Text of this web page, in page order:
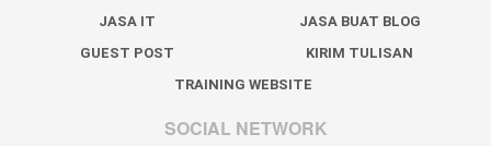
JASA IT
JASA BUAT BLOG
GUEST POST
KIRIM TULISAN
TRAINING WEBSITE
SOCIAL NETWORK